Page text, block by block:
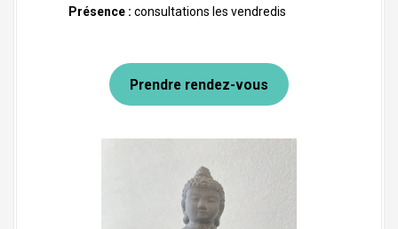
Présence : consultations les vendredis
Prendre rendez-vous